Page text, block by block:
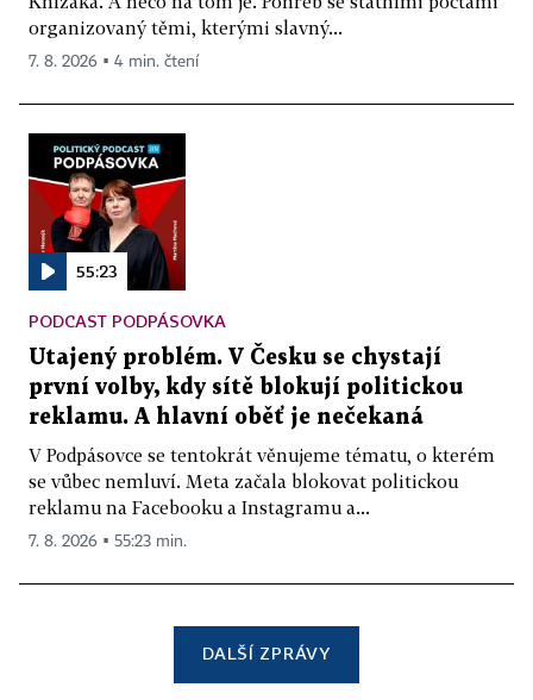
organizovaný těmi, kterými slavný...
7. 8. 2026 ▪ 4 min. čtení
55:23
PODCAST PODPÁSOVKA
Utajený problém. V Česku se chystají
první volby, kdy sítě blokují politickou
reklamu. A hlavní oběť je nečekaná
V Podpásovce se tentokrát věnujeme tématu, o kterém
se vůbec nemluví. Meta začala blokovat politickou
reklamu na Facebooku a Instagramu a...
7. 8. 2026 ▪ 55:23 min.
DALŠÍ ZPRÁVY